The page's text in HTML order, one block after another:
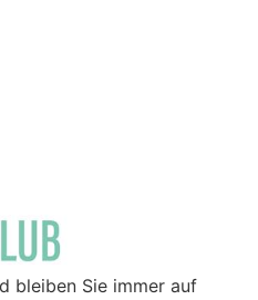
bleiben Sie immer auf